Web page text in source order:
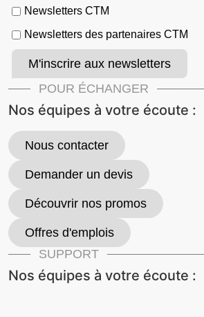
Newsletters CTM
Newsletters des partenaires CTM
POUR ÉCHANGER
Nos équipes à votre écoute :
Nous contacter
Demander un devis
Découvrir nos promos
Offres d'emplois
SUPPORT
Nos équipes à votre écoute :